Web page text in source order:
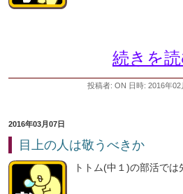
続きを
投稿者: ON 日時: 2016年02
2016年03月07日
目上の人は敬うべきか
トトム(中１)の部活で